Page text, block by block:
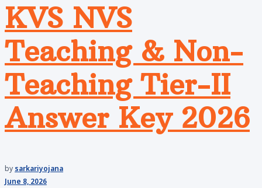
KVS NVS
Teaching & Non-
Teaching Tier-II
Answer Key 2026
by sarkariyojana
June 8, 2026